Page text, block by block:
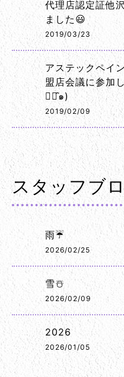
代理店認定証他
ました😃
2019/03/23
アステックペイ
盟店会議に参加
◡･̑๑)
2019/02/09
スタッフブ
雨☔
2026/02/25
雪☃️
2026/02/09
2026
2026/01/05